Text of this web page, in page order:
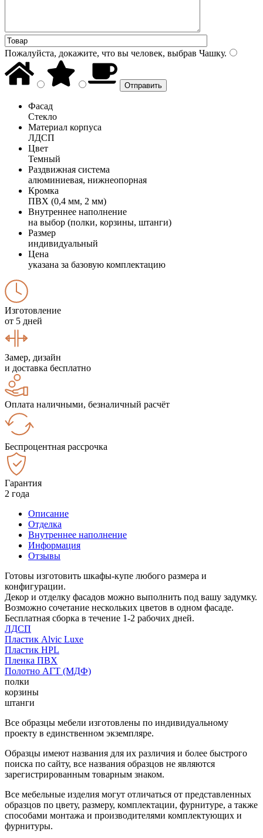
Пожалуйста, докажите, что вы человек, выбрав Чашку.
Фасад
Стекло
Материал корпуса
ЛДСП
Цвет
Темный
Раздвижная система
алюминиевая, нижнеопорная
Кромка
ПВХ (0,4 мм, 2 мм)
Внутреннее наполнение
на выбор (полки, корзины, штанги)
Размер
индивидуальный
Цена
указана за базовую комплектацию
Изготовление
от 5 дней
Замер, дизайн
и доставка бесплатно
Оплата наличными, безналичный расчёт
Беспроцентная рассрочка
Гарантия
2 года
Описание
Отделка
Внутреннее наполнение
Информация
Отзывы
Готовы изготовить шкафы-купе любого размера и
конфигурации.
Декор и отделку фасадов можно выполнить под вашу задумку.
Возможно сочетание нескольких цветов в одном фасаде.
Бесплатная сборка в течение 1-2 рабочих дней.
ЛДСП
Пластик Alvic Luxe
Пластик HPL
Пленка ПВХ
Полотно АГТ (МДФ)
полки
корзины
штанги
Все образцы мебели изготовлены по индивидуальному
проекту в единственном экземпляре.
Образцы имеют названия для их различия и более быстрого
поиска по сайту, все названия образцов не являются
зарегистрированным товарным знаком.
Все мебельные изделия могут отличаться от представленных
образцов по цвету, размеру, комплектации, фурнитуре, а также
способами монтажа и производителями комплектующих и
фурнитуры.